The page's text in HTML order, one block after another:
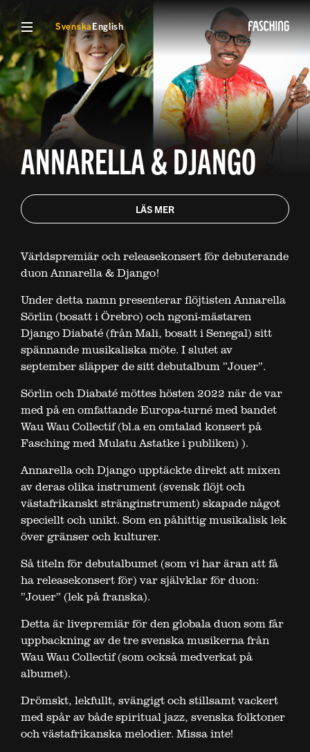
VISA MENY
SvenskaEnglish
ANNARELLA & DJANGO
LÄS MER
Världspremiär och releasekonsert för debuterande
duon Annarella & Django!
Under detta namn presenterar flöjtisten Annarella
Sörlin (bosatt i Örebro) och ngoni-mästaren
Django Diabaté (från Mali, bosatt i Senegal) sitt
spännande musikaliska möte. I slutet av
september släpper de sitt debutalbum ”Jouer”.
Sörlin och Diabaté möttes hösten 2022 när de var
med på en omfattande Europa-turné med bandet
Wau Wau Collectif (bl.a en omtalad konsert på
Fasching med Mulatu Astatke i publiken) ).
Annarella och Django upptäckte direkt att mixen
av deras olika instrument (svensk flöjt och
västafrikanskt stränginstrument) skapade något
speciellt och unikt. Som en påhittig musikalisk lek
över gränser och kulturer.
Så titeln för debutalbumet (som vi har äran att få
ha releasekonsert för) var självklar för duon:
”Jouer” (lek på franska).
Detta är livepremiär för den globala duon som får
uppbackning av de tre svenska musikerna från
Wau Wau Collectif (som också medverkat på
albumet).
Drömskt, lekfullt, svängigt och stillsamt vackert
med spår av både spiritual jazz, svenska folktoner
och västafrikanska melodier. Missa inte!